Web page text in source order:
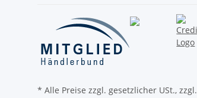
* Alle Preise zzgl. gesetzlicher USt., zzgl.